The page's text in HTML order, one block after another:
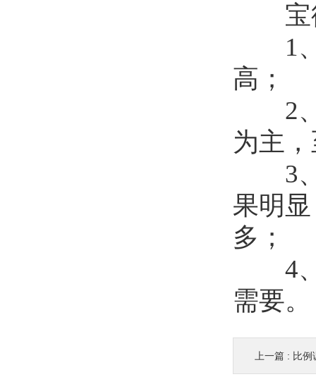
宝德
1、
高；
2、
为主
3、
果明
多；
4、
需要。
上一篇 : 比例